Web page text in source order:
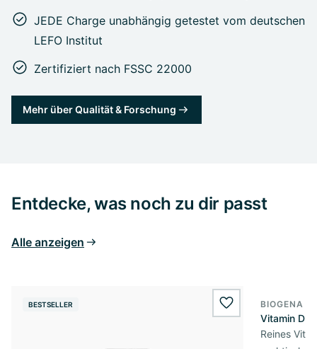
JEDE Charge unabhängig getestet vom deutschen
LEFO Institut
Zertifiziert nach FSSC 22000
Mehr über Qualität & Forschung
Entdecke, was noch zu dir passt
Alle anzeigen
BESTSELLER wishlist.add
BIOGENA
Vitamin D3
Reines